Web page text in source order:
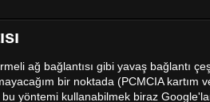
ağ bağlantısı gibi yavaş bağlantı
bir noktada (PCMCIA kartım
yöntemi kullanabilmek biraz